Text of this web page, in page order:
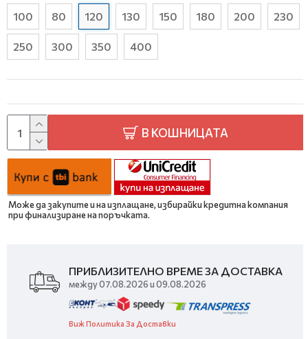
100
80 120 130 150 180 200 230
250 300 350 400
В КОШНИЦАТА
Може да закупите и на изплащане, избирайки кредитна компания
при финализиране на поръчката.
ПРИБЛИЗИТЕЛНО ВРЕМЕ ЗА ДОСТАВКА
между 07.08.2026 и 09.08.2026
Виж Политика За Доставки